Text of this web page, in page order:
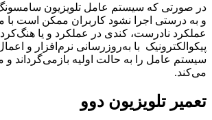
در صورتی که سیستم عامل تلویزیون
و به درستی اجرا نشود کاربران ممکن است با
عملکرد نادرست، کندی در عملکرد و یا
پیکوالکترونیک با به‌روزرسانی نرم‌افزار و
سیستم عامل را به حالت اولیه بازمی‌گرداند
می‌کند.
تعمیر تلویزیون دوو